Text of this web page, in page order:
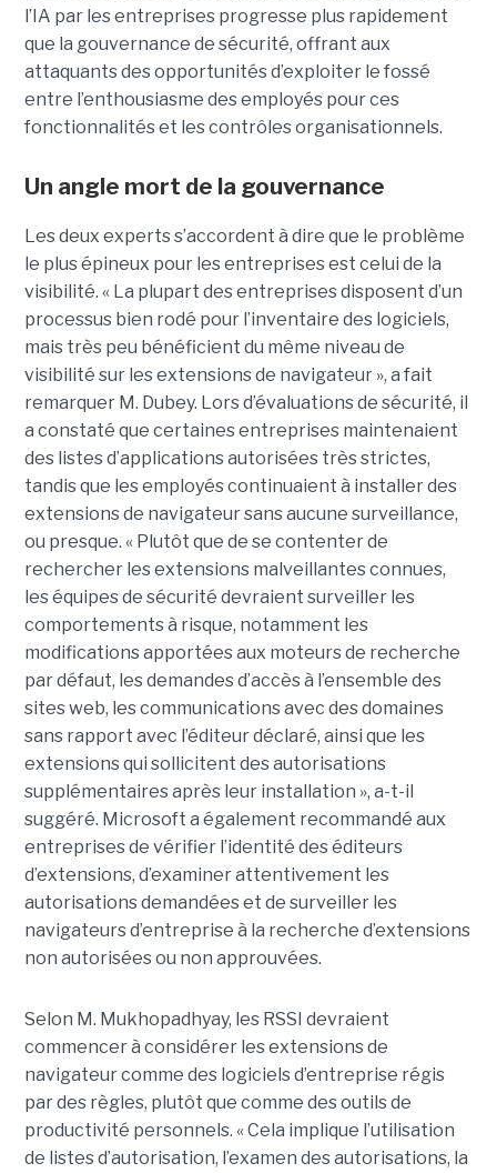
l’IA par les entreprises progresse plus rapidement
que la gouvernance de sécurité, offrant aux
attaquants des opportunités d’exploiter le fossé
entre l’enthousiasme des employés pour ces
fonctionnalités et les contrôles organisationnels.
Un angle mort de la gouvernance
Les deux experts s’accordent à dire que le problème
le plus épineux pour les entreprises est celui de la
visibilité. « La plupart des entreprises disposent d’un
processus bien rodé pour l’inventaire des logiciels,
mais très peu bénéficient du même niveau de
visibilité sur les extensions de navigateur », a fait
remarquer M. Dubey. Lors d’évaluations de sécurité, il
a constaté que certaines entreprises maintenaient
des listes d’applications autorisées très strictes,
tandis que les employés continuaient à installer des
extensions de navigateur sans aucune surveillance,
ou presque. « Plutôt que de se contenter de
rechercher les extensions malveillantes connues,
les équipes de sécurité devraient surveiller les
comportements à risque, notamment les
modifications apportées aux moteurs de recherche
par défaut, les demandes d’accès à l’ensemble des
sites web, les communications avec des domaines
sans rapport avec l’éditeur déclaré, ainsi que les
extensions qui sollicitent des autorisations
supplémentaires après leur installation », a-t-il
suggéré. Microsoft a également recommandé aux
entreprises de vérifier l’identité des éditeurs
d’extensions, d’examiner attentivement les
autorisations demandées et de surveiller les
navigateurs d’entreprise à la recherche d’extensions
non autorisées ou non approuvées.
Selon M. Mukhopadhyay, les RSSI devraient
commencer à considérer les extensions de
navigateur comme des logiciels d’entreprise régis
par des règles, plutôt que comme des outils de
productivité personnels. « Cela implique l’utilisation
de listes d’autorisation, l’examen des autorisations, la